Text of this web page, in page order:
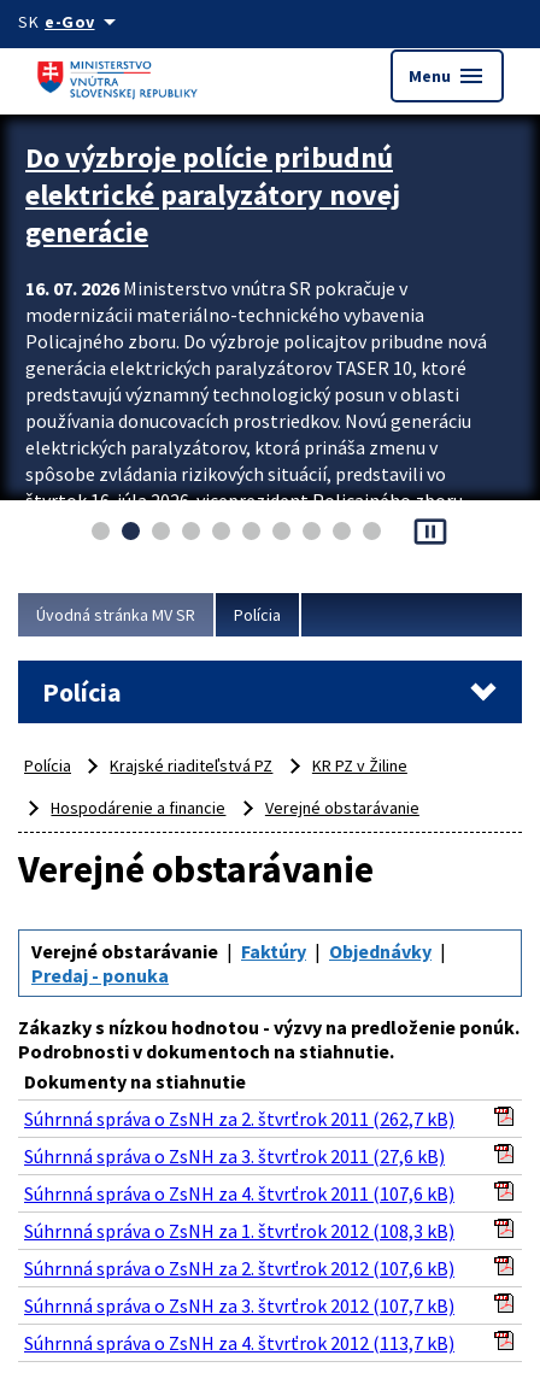
Preskocit na hlavný obsah
SK e-Govarrow_drop_down
Menu menu
Zastavit automatický posun upútavok
Do výzbroje polície pribudnú
elektrické paralyzátory novej
generácie
16. 07. 2026Ministerstvo vnútra SR pokračuje v
modernizácii materiálno-technického vybavenia
Policajného zboru. Do výzbroje policajtov pribudne nová
generácia elektrických paralyzátorov TASER 10, ktoré
predstavujú významný technologický posun v oblasti
používania donucovacích prostriedkov. Novú generáciu
elektrických paralyzátorov, ktorá prináša zmenu v
spôsobe zvládania rizikových situácií, predstavili vo
štvrtok 16. júla 2026 viceprezident Policajného zboru
Rastislav Polakovič a riaditeľ odboru výcviku...
pause_presentation
Úvodná stránka MV SR Polícia
Polícia
Polícia Krajské riaditeľstvá PZ
KR PZ v Žiline
Hospodárenie a financie
Verejné obstarávanie
Verejné obstarávanie
Verejné obstarávanie Faktúry
Objednávky
Predaj - ponuka
Zákazky s nízkou hodnotou - výzvy na predloženie ponúk.
Podrobnosti v dokumentoch na stiahnutie.
Dokumenty na stiahnutie
Súhrnná správa o ZsNH za 2. štvrťrok 2011 (262,7 kB)
Súhrnná správa o ZsNH za 3. štvrťrok 2011 (27,6 kB)
Súhrnná správa o ZsNH za 4. štvrťrok 2011 (107,6 kB)
Súhrnná správa o ZsNH za 1. štvrťrok 2012 (108,3 kB)
Súhrnná správa o ZsNH za 2. štvrťrok 2012 (107,6 kB)
Súhrnná správa o ZsNH za 3. štvrťrok 2012 (107,7 kB)
Súhrnná správa o ZsNH za 4. štvrťrok 2012 (113,7 kB)